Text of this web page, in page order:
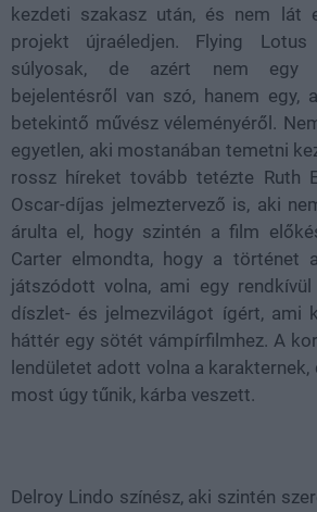
kezdeti szakasz után, és nem lát
projekt újraéledjen. Flying Lotus
súlyosak, de azért nem egy
bejelentésről van szó, hanem egy,
betekintő művész véleményéről.
egyetlen, aki mostanában temetni
rossz híreket tovább tetézte Ruth
Oscar-díjas jelmeztervező is, aki
árulta el, hogy szintén a film
Carter elmondta, hogy a történet
játszódott volna, ami egy
díszlet- és jelmezvilágot ígért, ami
háttér egy sötét vámpírfilmhez. A
lendületet adott volna a
most úgy tűnik, kárba veszett.
Delroy Lindo színész, aki szintén